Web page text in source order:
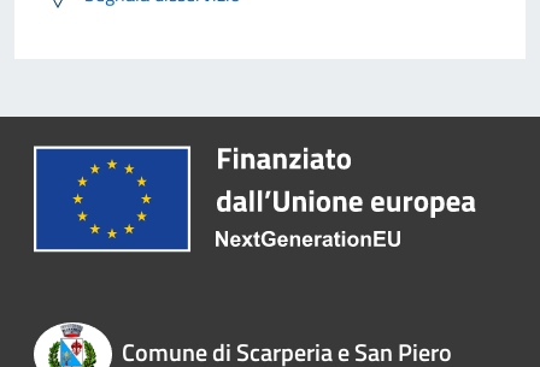
Comune di Scarperia e San Piero